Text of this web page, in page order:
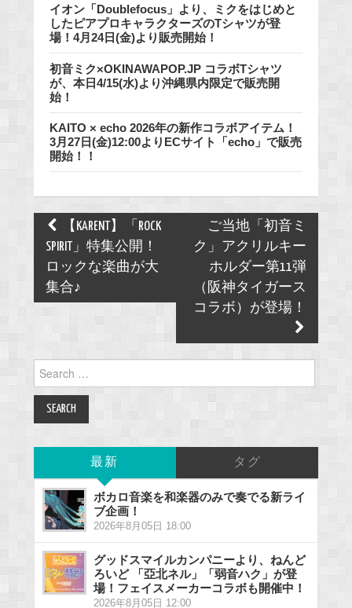
イオン「Doublefocus」より、ミクをはじめと
したピアプロキャラクターズのTシャツが登
場！4月24日(金)より販売開始！
初音ミク×OKINAWAPOP.JP コラボTシャツ
が、本日4/15(水)より沖縄県内限定で販売開
始！
KAITO × echo 2026年の新作コラボアイテム！
3月27日(金)12:00よりECサイト「echo」で販売
開始！！
Post
navigation
【KARENT】「ROCK
SPIRIT」特集公開！
ロックな楽曲が大
集合♪
ご当地「初音ミ
ク」アクリルキー
ホルダー第11弾
（阪神タイガース
コラボ）が登場！
for:
最新 タグ
ボカロ音楽を和楽器のみで奏でる新ライ
ブ企画！
2026年8月05日 18:00
グッドスマイルカンパニーより、ねんど
ろいど 「亞北ネル」「弱音ハク」が登
場！フェイスメーカーコラボも開催中！
2026年8月05日 12:00